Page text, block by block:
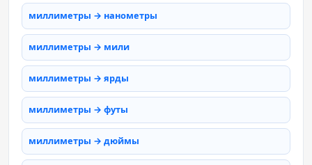
миллиметры → нанометры
миллиметры → мили
миллиметры → ярды
миллиметры → футы
миллиметры → дюймы